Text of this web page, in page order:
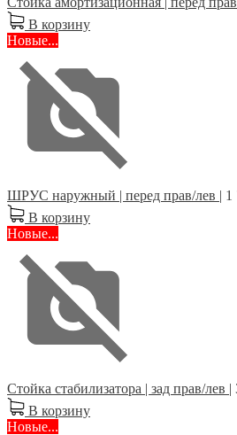
В корзину
Новые...
ШРУС наружный | перед прав/лев | 1
В корзину
Новые...
Стойка стабилизатора | зад прав/лев |
В корзину
Новые...